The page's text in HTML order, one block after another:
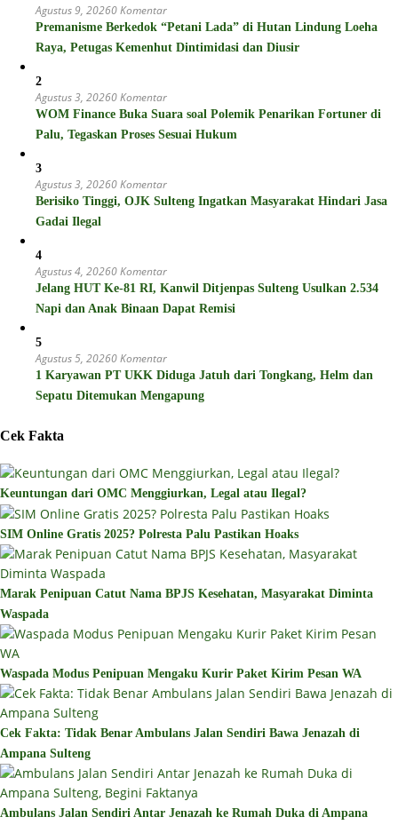
Agustus 9, 20260 Komentar
Premanisme Berkedok “Petani Lada” di Hutan Lindung Loeha
Raya, Petugas Kemenhut Dintimidasi dan Diusir
2
Agustus 3, 20260 Komentar
WOM Finance Buka Suara soal Polemik Penarikan Fortuner di
Palu, Tegaskan Proses Sesuai Hukum
3
Agustus 3, 20260 Komentar
Berisiko Tinggi, OJK Sulteng Ingatkan Masyarakat Hindari Jasa
Gadai Ilegal
4
Agustus 4, 20260 Komentar
Jelang HUT Ke-81 RI, Kanwil Ditjenpas Sulteng Usulkan 2.534
Napi dan Anak Binaan Dapat Remisi
5
Agustus 5, 20260 Komentar
1 Karyawan PT UKK Diduga Jatuh dari Tongkang, Helm dan
Sepatu Ditemukan Mengapung
Cek Fakta
Keuntungan dari OMC Menggiurkan, Legal atau Ilegal?
SIM Online Gratis 2025? Polresta Palu Pastikan Hoaks
Marak Penipuan Catut Nama BPJS Kesehatan, Masyarakat Diminta
Waspada
Waspada Modus Penipuan Mengaku Kurir Paket Kirim Pesan WA
Cek Fakta: Tidak Benar Ambulans Jalan Sendiri Bawa Jenazah di
Ampana Sulteng
Ambulans Jalan Sendiri Antar Jenazah ke Rumah Duka di Ampana